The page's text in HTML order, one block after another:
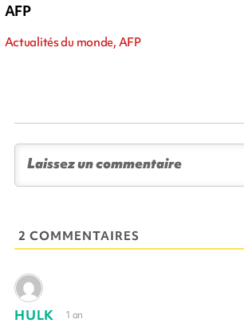
AFP
Actualités du monde, AFP
2 COMMENTAIRES
HULK 1 an